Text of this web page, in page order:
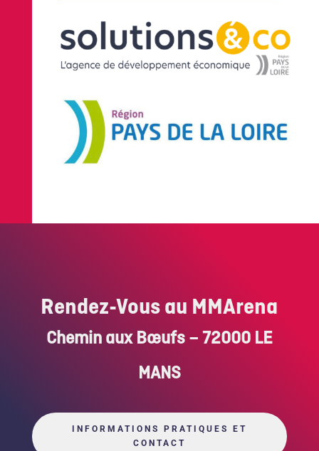
Rendez-Vous au MMArena
Chemin aux Bœufs – 72000 LE
MANS
INFORMATIONS PRATIQUES ET
CONTACT